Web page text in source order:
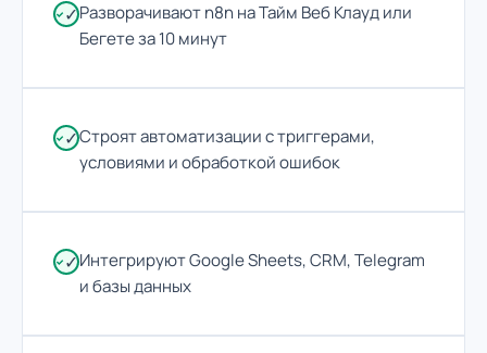
✓Разворачивают n8n на Тайм Веб Клауд или
Бегете за 10 минут
✓Строят автоматизации с триггерами,
условиями и обработкой ошибок
✓Интегрируют Google Sheets, CRM, Telegram
и базы данных